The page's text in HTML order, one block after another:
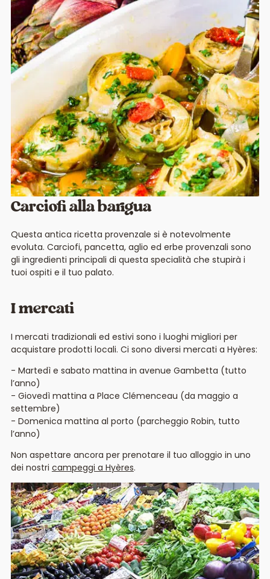
Carciofi alla barigua
Questa antica ricetta provenzale si è notevolmente
evoluta. Carciofi, pancetta, aglio ed erbe provenzali sono
gli ingredienti principali di questa specialità che stupirà i
tuoi ospiti e il tuo palato.
I mercati
I mercati tradizionali ed estivi sono i luoghi migliori per
acquistare prodotti locali. Ci sono diversi mercati a Hyères:
Martedì e sabato mattina in avenue Gambetta (tutto
l’anno)
Giovedì mattina a Place Clémenceau (da maggio a
settembre)
Domenica mattina al porto (parcheggio Robin, tutto
l’anno)
Non aspettare ancora per prenotare il tuo alloggio in uno
dei nostri campeggi a Hyères.